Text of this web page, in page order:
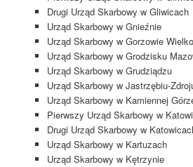
Drugi Urząd Skarbowy w Gliwicach
Urząd Skarbowy w Gnieźnie
Urząd Skarbowy w Gorzowie
Urząd Skarbowy w Grodzisku
Urząd Skarbowy w Grudziądzu
Urząd Skarbowy w Jastrzębiu-
Urząd Skarbowy w Kamiennej
Pierwszy Urząd Skarbowy w
Drugi Urząd Skarbowy w
Urząd Skarbowy w Kartuzach
Urząd Skarbowy w Kętrzynie